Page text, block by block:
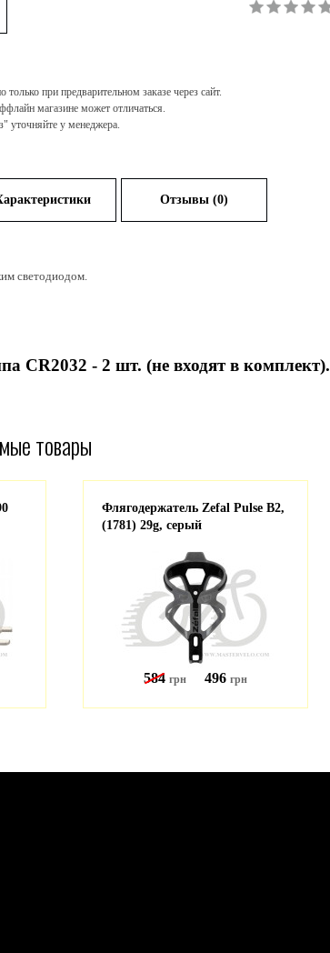
при предварительном заказе через сайт.
магазине может отличаться.
уточняйте у менеджера.
Отзывы (0)
светодиодом.
CR2032 - 2 шт. (не входят в комплект).
товары
Флягодержатель Zefal Pulse B2,
(1781) 29g, серый
584 грн 496 грн